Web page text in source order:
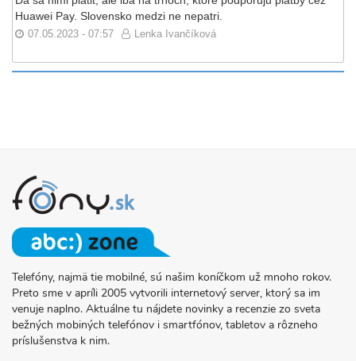
Huawei Pay. Slovensko medzi ne nepatri.
07.05.2023 - 07:57 Lenka Ivančíková
O
PROJEKTE
FONY.SK
Telefóny, najmä tie mobilné, sú našim koníčkom už mnoho rokov.
Preto sme v apríli 2005 vytvorili internetový server, ktorý sa im
venuje naplno. Aktuálne tu nájdete novinky a recenzie zo sveta
bežných mobiných telefónov i smartfónov, tabletov a rôzneho
príslušenstva k nim.